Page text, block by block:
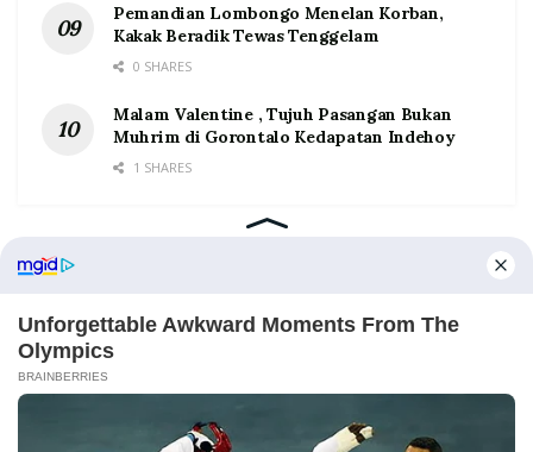
Pemandian Lombongo Menelan Korban,
Kakak Beradik Tewas Tenggelam
0 SHARES
Malam Valentine , Tujuh Pasangan Bukan
Muhrim di Gorontalo Kedapatan Indehoy
1 SHARES
Home Tentang Kontak Redaksi Pedoman Media Siber